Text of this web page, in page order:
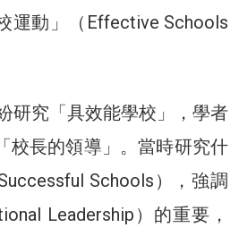
運動」（Effective Schools
研究「具效能學校」，學者
校長的領導」。當時研究什
Schools），強調
Leadership）的重要，